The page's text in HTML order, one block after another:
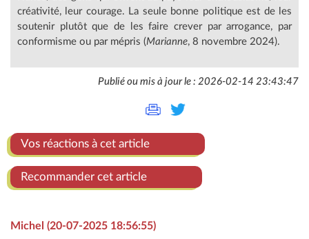
créativité, leur courage. La seule bonne politique est de les
soutenir plutôt que de les faire crever par arrogance, par
conformisme ou par mépris (Marianne, 8 novembre 2024).
Publié ou mis à jour le : 2026-02-14 23:43:47
Vos réactions à cet article
Recommander cet article
Michel (20-07-2025 18:56:55)